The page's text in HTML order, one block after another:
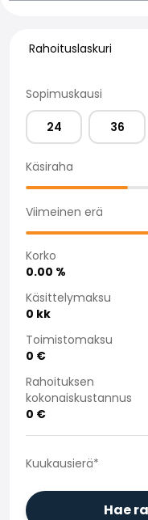
SakaVarma
Vetokoukut
Renkaat autoon
Auton ostaminen etänä
Saka Select
Uutiset ja kampanjat
Toimipisteet
Yritys
Saka Finland Oy
Ostotiimi
Yhteydenotto
Rekrytointi
Laskutustiedot
Medialle
Kokemuksia Sakasta
Reklamaatiot
Rahoituslaskuri
Rahoituslaskuri
Sopimuskausi
24 36
Käsiraha
Viimeinen erä
Korko
0.00 %
Käsittelymaksu
0 kk
Toimistomaksu
0 €
Rahoituksen
kokonaiskustannus
0 €
Kuukausierä*
Hae